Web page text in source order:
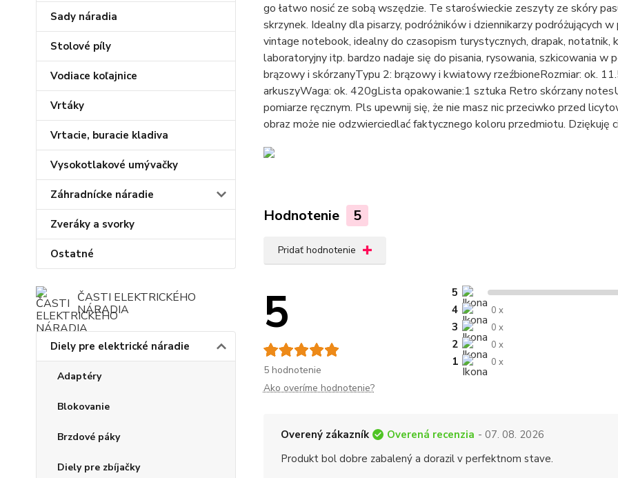
Sady náradia
Stolové píly
Vodiace koľajnice
Vrtáky
Vrtacie, buracie kladiva
Vysokotlakové umývačky
Záhradnícke náradie
Zveráky a svorky
Ostatné
ČASTI ELEKTRICKÉHO
NÁRADIA
Diely pre elektrické náradie
Adaptéry
Blokovanie
Brzdové páky
Diely pre zbíjačky
go łatwo nosić ze sobą wszędzie. Te staroświeckie zeszyty ze skóry
skrzynek. Idealny dla pisarzy, podróżników i dziennikarzy podróżujących
vintage notebook, idealny do czasopism turystycznych, drapak,
laboratoryjny itp. bardzo nadaje się do pisania, rysowania, szkicowania w
brązowy i skórzanyTypu 2: brązowy i kwiatowy rzeźbioneRozmiar: ok.
arkuszyWaga: ok. 420gLista opakowanie:1 sztuka Retro skórzany
pomiarze ręcznym. Pls upewnij się, że nie masz nic przeciwko przed
obraz może nie odzwierciedlać faktycznego koloru przedmiotu. Dziękuję
Hodnotenie 5
Pridať hodnotenie
5
5 hodnotenie
5
4
0 x
3 0 x
2 0 x
1 0 x
Ako overíme hodnotenie?
Overený zákazník Overená recenzia - 07. 08. 2026
Produkt bol dobre zabalený a dorazil v perfektnom stave.